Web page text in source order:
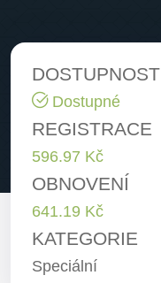
DOSTUPNOST
Dostupné
REGISTRACE
596.97 Kč
OBNOVENÍ
641.19 Kč
KATEGORIE
Speciální